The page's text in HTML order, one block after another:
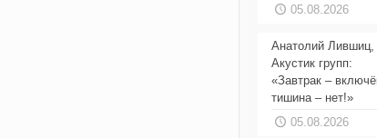
05.08.2026
Анатолий Лившиц,
Акустик групп:
«Завтрак –
тишина – нет!»
05.08.2026